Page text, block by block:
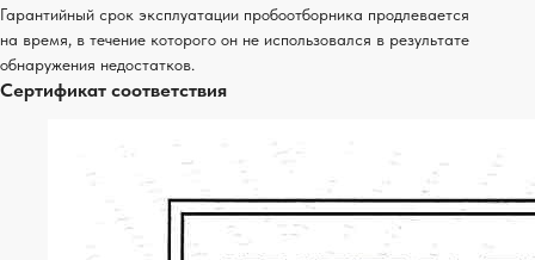
Гарантийный срок эксплуатации пробоотборника продлевается
на время, в течение которого он не использовался в результате
обнаружения недостатков.
Сертификат соответствия